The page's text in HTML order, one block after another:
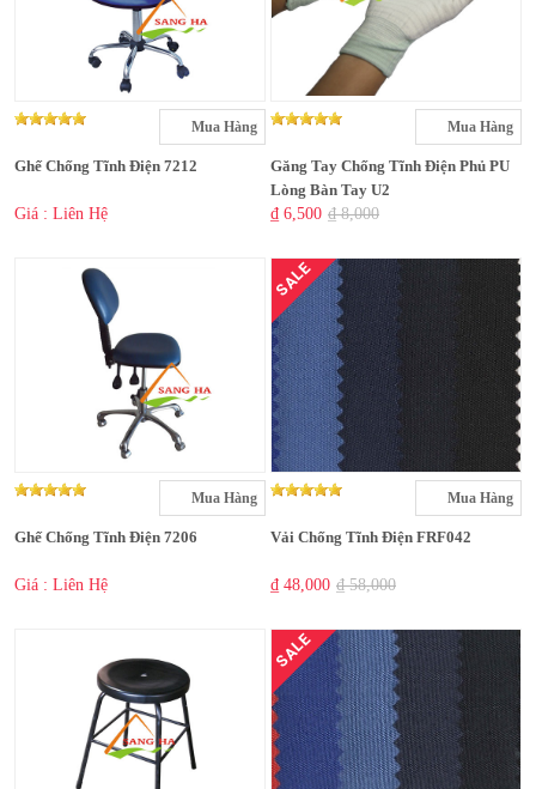
Mua Hàng
Ghế Chống Tĩnh Điện 7212
Giá : Liên Hệ
Mua Hàng
Găng Tay Chống Tĩnh Điện Phủ PU
Lòng Bàn Tay U2
₫ 6,500 ₫ 8,000
Mua Hàng
Ghế Chống Tĩnh Điện 7206
Giá : Liên Hệ
SALE
Mua Hàng
Vải Chống Tĩnh Điện FRF042
₫ 48,000 ₫ 58,000
SALE